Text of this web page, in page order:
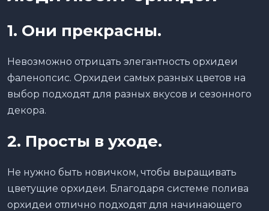
1. Они прекрасны.
Невозможно отрицать элегантность орхидеи
фаленопсис. Орхидеи самых разных цветов на
выбор подходят для разных вкусов и сезонного
декора.
2. Просты в уходе.
Не нужно быть новичком, чтобы выращивать
цветущие орхидеи. Благодаря системе полива
орхидеи отлично подходят для начинающего